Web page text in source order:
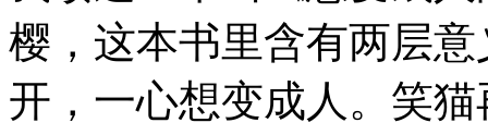
樱，这本书里含有两层
开，一心想变成人。笑